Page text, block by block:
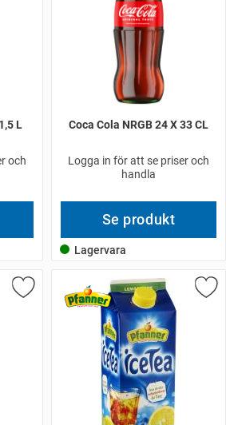
L
och
Coca Cola NRGB 24 X 33 CL
Logga in för att se priser och
handla
Se produkt
Lagervara